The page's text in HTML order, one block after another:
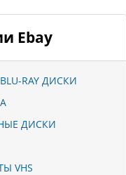
Ebay
RAY ДИСКИ
ДИСКИ
VHS